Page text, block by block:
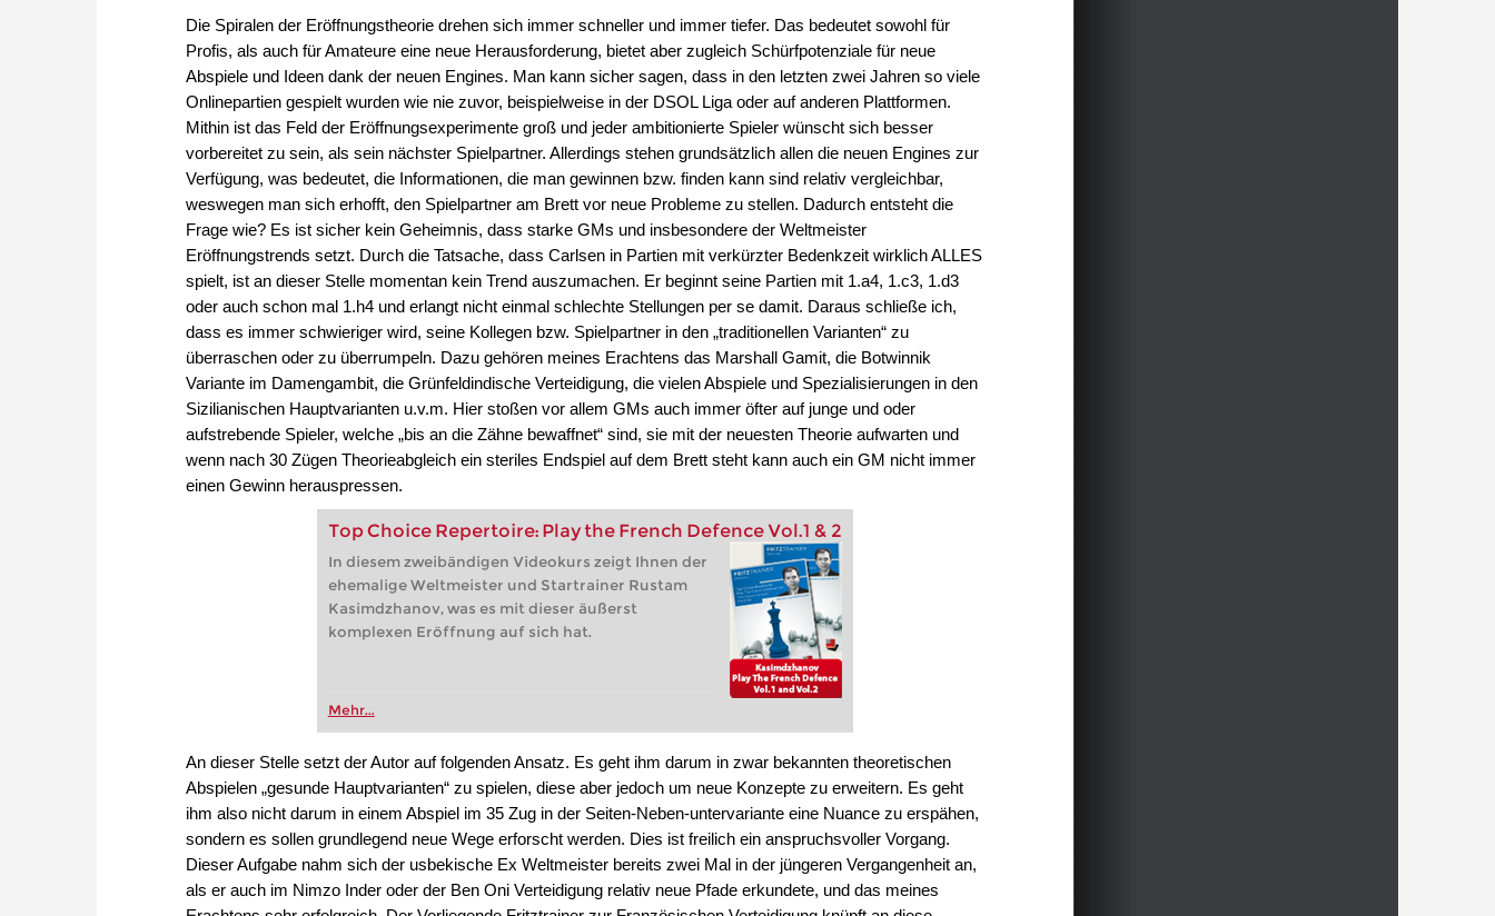
Die Spiralen der Eröffnungstheorie drehen sich immer schneller und immer tiefer. Das bedeutet sowohl für
Profis, als auch für Amateure eine neue Herausforderung, bietet aber zugleich Schürfpotenziale für neue
Abspiele und Ideen dank der neuen Engines. Man kann sicher sagen, dass in den letzten zwei Jahren so viele
Onlinepartien gespielt wurden wie nie zuvor, beispielweise in der DSOL Liga oder auf anderen Plattformen.
Mithin ist das Feld der Eröffnungsexperimente groß und jeder ambitionierte Spieler wünscht sich besser
vorbereitet zu sein, als sein nächster Spielpartner. Allerdings stehen grundsätzlich allen die neuen Engines zur
Verfügung, was bedeutet, die Informationen, die man gewinnen bzw. finden kann sind relativ vergleichbar,
weswegen man sich erhofft, den Spielpartner am Brett vor neue Probleme zu stellen. Dadurch entsteht die
Frage wie? Es ist sicher kein Geheimnis, dass starke GMs und insbesondere der Weltmeister
Eröffnungstrends setzt. Durch die Tatsache, dass Carlsen in Partien mit verkürzter Bedenkzeit wirklich ALLES
spielt, ist an dieser Stelle momentan kein Trend auszumachen. Er beginnt seine Partien mit 1.a4, 1.c3, 1.d3
oder auch schon mal 1.h4 und erlangt nicht einmal schlechte Stellungen per se damit. Daraus schließe ich,
dass es immer schwieriger wird, seine Kollegen bzw. Spielpartner in den „traditionellen Varianten“ zu
überraschen oder zu überrumpeln. Dazu gehören meines Erachtens das Marshall Gamit, die Botwinnik
Variante im Damengambit, die Grünfeldindische Verteidigung, die vielen Abspiele und Spezialisierungen in den
Sizilianischen Hauptvarianten u.v.m. Hier stoßen vor allem GMs auch immer öfter auf junge und oder
aufstrebende Spieler, welche „bis an die Zähne bewaffnet“ sind, sie mit der neuesten Theorie aufwarten und
wenn nach 30 Zügen Theorieabgleich ein steriles Endspiel auf dem Brett steht kann auch ein GM nicht immer
einen Gewinn herauspressen.
Top Choice Repertoire: Play the French Defence Vol.1 & 2
In diesem zweibändigen Videokurs zeigt Ihnen der
ehemalige Weltmeister und Startrainer Rustam
Kasimdzhanov, was es mit dieser äußerst
komplexen Eröffnung auf sich hat.
Mehr...
An dieser Stelle setzt der Autor auf folgenden Ansatz. Es geht ihm darum in zwar bekannten theoretischen
Abspielen „gesunde Hauptvarianten“ zu spielen, diese aber jedoch um neue Konzepte zu erweitern. Es geht
ihm also nicht darum in einem Abspiel im 35 Zug in der Seiten-Neben-untervariante eine Nuance zu erspähen,
sondern es sollen grundlegend neue Wege erforscht werden. Dies ist freilich ein anspruchsvoller Vorgang.
Dieser Aufgabe nahm sich der usbekische Ex Weltmeister bereits zwei Mal in der jüngeren Vergangenheit an,
als er auch im Nimzo Inder oder der Ben Oni Verteidigung relativ neue Pfade erkundete, und das meines